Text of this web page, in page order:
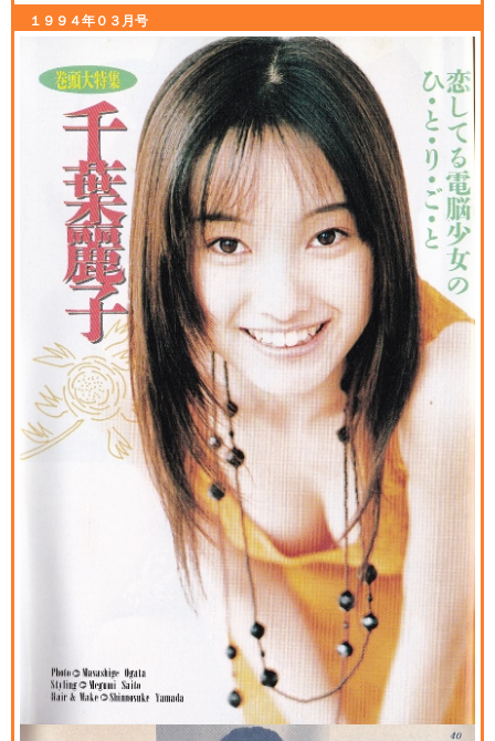
１９９４年０３月号